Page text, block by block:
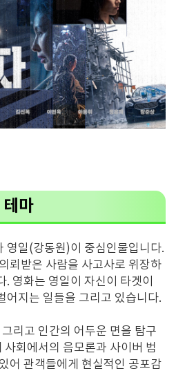
마
영일(강동원)이 중심인물입니다.
뢰받은 사람을 사고사로 위장하
영화는 영일이 자신이 타겟이
어지는 일들을 그리고 있습니다​.
리고 인간의 어두운 면을 탐구
회에서의 음모론과 사이버 범
어 관객들에게 현실적인 공포감